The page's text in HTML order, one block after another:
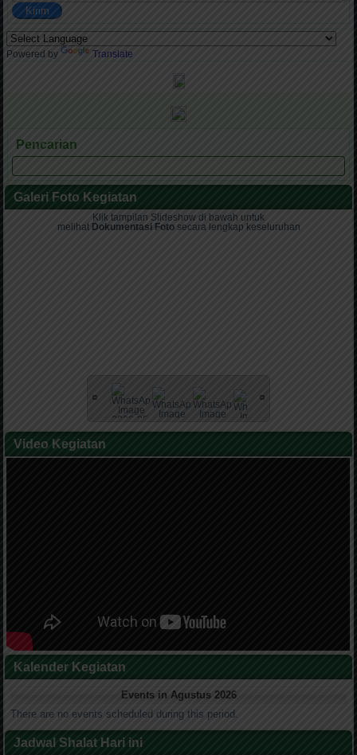
Kirim
Powered by Translate
Pencarian
Galeri Foto Kegiatan
Klik tampilan Slideshow di bawah untuk
melihat Dokumentasi Fotosecara lengkap keseluruhan
Video Kegiatan
Kalender Kegiatan
Events in Agustus 2026
There are no events scheduled during this period.
Jadwal Shalat Hari ini